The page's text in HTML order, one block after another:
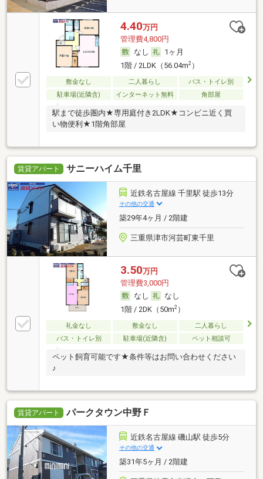
4.40万円
管理費4,800円
なし
1ヶ月
1階 / 2LDK（56.04m2）
敷金なし 二人暮らし
バス・トイレ別
駐車場(近隣含)
インターネット無料 角部屋
駅まで徒歩圏内★専用庭付き2LDK★コンビニ近く買
い物便利★1階角部屋
賃貸アパート サニーハイム千里
近鉄名古屋線 千里駅 徒歩13分
その他の交通
築29年4ヶ月 / 2階建
三重県津市河芸町東千里
3.50万円
管理費3,000円
なし
なし
1階 / 2DK（50m2）
礼金なし 敷金なし
二人暮らし
バス・トイレ別
駐車場(近隣含) ペット相談可
ペット飼育可能です★条件等はお問い合わせください
♪
賃貸アパート パークタウン中野Ｆ
近鉄名古屋線 磯山駅 徒歩5分
その他の交通
築31年5ヶ月 / 2階建